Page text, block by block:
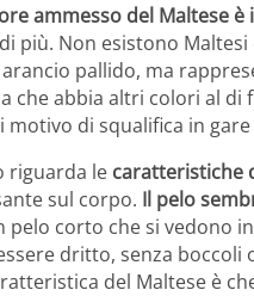
ammesso del Maltese è
più. Non esistono
pallido, ma
che abbia altri colori al
motivo di squalifica in
riguarda le caratteristiche
sul corpo. Il pelo
pelo corto che si vedono
dritto, senza
del Maltese è